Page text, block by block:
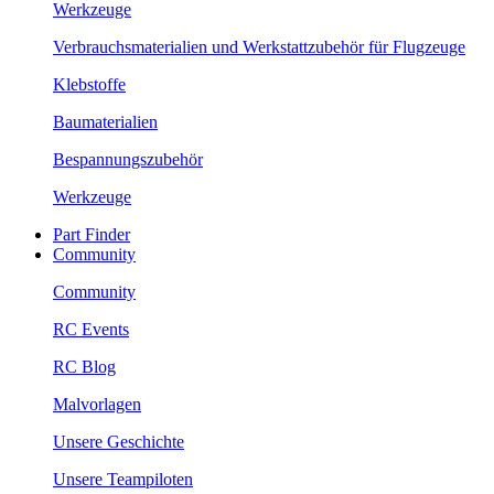
Werkzeuge
Verbrauchsmaterialien und Werkstattzubehör für Flugzeuge
Klebstoffe
Baumaterialien
Bespannungszubehör
Werkzeuge
Part Finder
Community
Community
RC Events
RC Blog
Malvorlagen
Unsere Geschichte
Unsere Teampiloten